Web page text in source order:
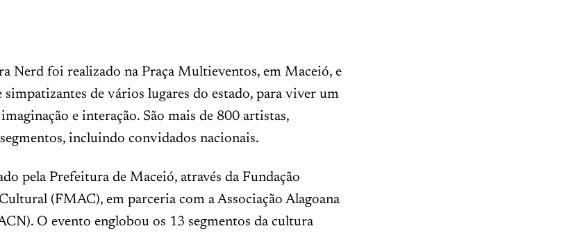
Nerd foi realizado na Praça Multieventos, em Maceió, e
de vários lugares do estado, para viver um
e interação. São mais de 800 artistas,
incluindo convidados nacionais.
pela Prefeitura de Maceió, através da Fundação
(FMAC), em parceria com a Associação Alagoana
O evento englobou os 13 segmentos da cultura